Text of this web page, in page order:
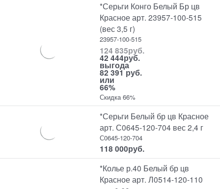
*Серьги Конго Белый Бр цв
Красное арт. 23957-100-515
(вес 3,5 г)
23957-100-515
124 835руб.
42 444руб.
выгода
82 391 руб.
или
66%
Скидка 66%
*Серьги Белый бр цв Красное
арт. С0645-120-704 вес 2,4 г
С0645-120-704
118 000руб.
*Колье р.40 Белый бр цв
Красное арт. Л0514-120-110